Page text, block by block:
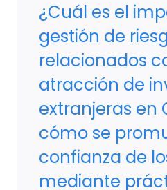
¿Cuál es el
gestión de
relacionados
atracción de
extranjeras en
cómo se
confianza de
mediante